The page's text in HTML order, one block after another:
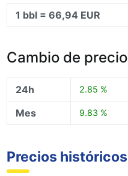
1 bbl = 66,94 EUR
Cambio de precio
24h 2.85 %
Mes 9.83 %
Precios históricos